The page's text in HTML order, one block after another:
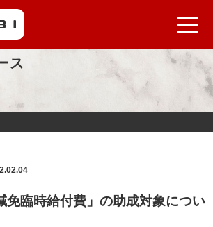
ス
免臨時給付費」の助成対象につい